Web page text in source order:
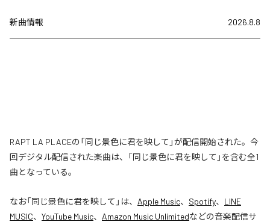
新曲情報 2026.8.8
RAPT LA PLACEの「同じ景色に君を映して」が配信開始された。今
回デジタル配信された楽曲は、「同じ景色に君を映して」を含む全1
曲となっている。
なお「同じ景色に君を映して 」は、 Apple Music、 Spotify、 LINE
MUSIC、 YouTube Music、 Amazon Music Unlimitedなどの音楽配信サ